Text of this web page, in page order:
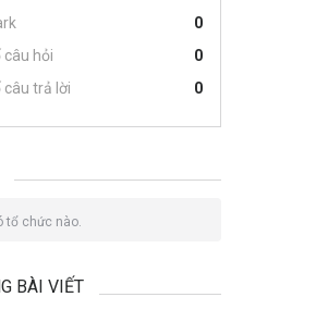
0
câu hỏi
0
câu trả lời
0
tổ chức nào.
BÀI VIẾT